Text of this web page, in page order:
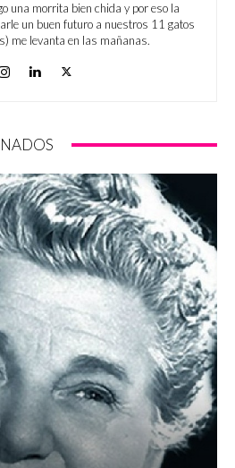
una morrita bien chida y por eso la
un buen futuro a nuestros 11 gatos
me levanta en las mañanas.